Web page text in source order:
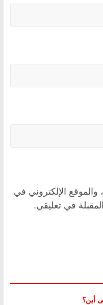
الإلكتروني في
في تعليقي.
أين؟